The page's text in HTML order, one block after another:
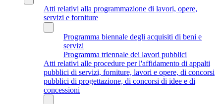
Atti relativi alla programmazione di lavori, opere,
servizi e forniture
Programma biennale degli acquisiti di beni e
servizi
Programma triennale dei lavori pubblici
Atti relativi alle procedure per l'affidamento di appalti
pubblici di servizi, forniture, lavori e opere, di concorsi
pubblici di progettazione, di concorsi di idee e di
concessioni